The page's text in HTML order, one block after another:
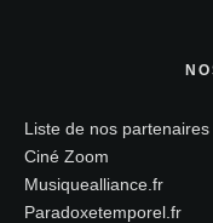
Liste de nos partenaires
Ciné Zoom
Musiquealliance.fr
Paradoxetemporel.fr